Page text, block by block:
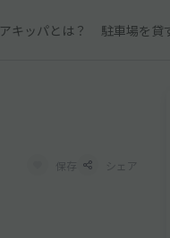
アキッパとは？ 駐車場を貸
保存 シェア